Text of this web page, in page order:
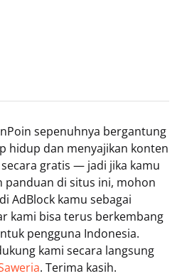
sepenuhnya bergantung
hidup dan menyajikan konten
gratis — jadi jika kamu
panduan di situs ini, mohon
AdBlock kamu sebagai
kami bisa terus berkembang
pengguna Indonesia.
kami secara langsung
. Terima kasih.